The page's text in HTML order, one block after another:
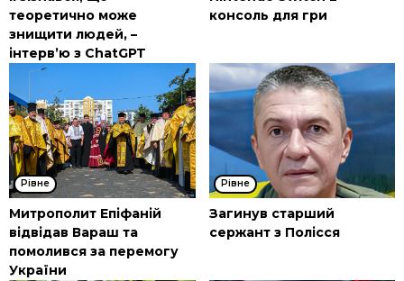
теоретично може
знищити людей, –
інтерв’ю з ChatGPT
консоль для гри
Рівне
Митрополит Епіфаній
відвідав Вараш та
помолився за перемогу
України
Рівне
Загинув старший
сержант з Полісся